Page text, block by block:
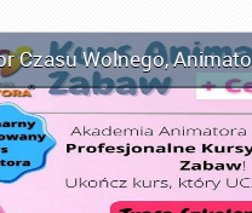
Czasu Wolnego,